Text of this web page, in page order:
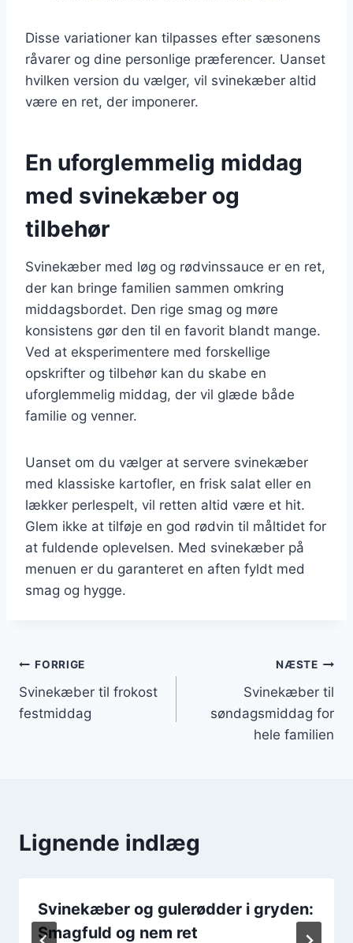
Disse variationer kan tilpasses efter sæsonens
råvarer og dine personlige præferencer. Uanset
hvilken version du vælger, vil svinekæber altid
være en ret, der imponerer.
En uforglemmelig middag
med svinekæber og
tilbehør
Svinekæber med løg og rødvinssauce er en ret,
der kan bringe familien sammen omkring
middagsbordet. Den rige smag og møre
konsistens gør den til en favorit blandt mange.
Ved at eksperimentere med forskellige
opskrifter og tilbehør kan du skabe en
uforglemmelig middag, der vil glæde både
familie og venner.
Uanset om du vælger at servere svinekæber
med klassiske kartofler, en frisk salat eller en
lækker perlespelt, vil retten altid være et hit.
Glem ikke at tilføje en god rødvin til måltidet for
at fuldende oplevelsen. Med svinekæber på
menuen er du garanteret en aften fyldt med
smag og hygge.
Indlægsnavigation
FORRIGE
Svinekæber til frokost
festmiddag
NÆSTE
Svinekæber til
søndagsmiddag for
hele familien
Lignende indlæg
Svinekæber og gulerødder i gryden:
Smagfuld og nem ret